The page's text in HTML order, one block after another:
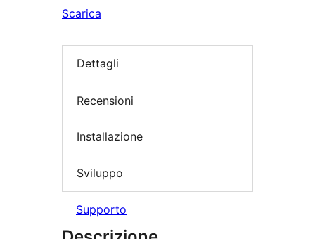
Scarica
Dettagli
Recensioni
Installazione
Sviluppo
Supporto